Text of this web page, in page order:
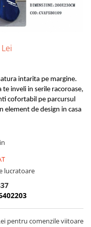
intarita pe margine.
inveli in serile racoroase,
cofortabil pe parcursul
element de design in casa
lucratoare
pentru comenzile viitoare